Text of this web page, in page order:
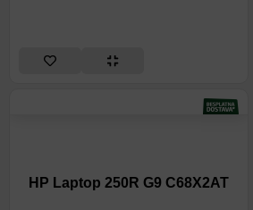
HP Laptop 250R G9 C68X2AT